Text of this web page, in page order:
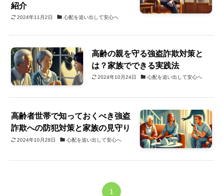
紹介
2024年11月2日 心配を追い出して安心へ
高齢の親を守る強盗詐欺対策と
は？家族でできる実践法
2024年10月24日 心配を追い出して安心へ
高齢者世帯で知っておくべき強盗
詐欺への防犯対策と家族の見守り
2024年10月28日 心配を追い出して安心へ
1